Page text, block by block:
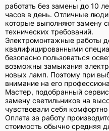
работать без замены до 10
часов в день. Отличные
которые выполняют замену
технических требований.
Электромонтажные работы
квалифицированными
безопасно пользоваться
возможны замыкания
новых ламп. Поэтому при
внимание на его
Мастер, подобранный
замену светильников на
чувствовали себя
Оплата за работу
стоимость обычно средняя